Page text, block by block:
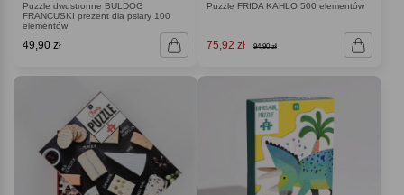
Puzzle dwustronne BULDOG
FRANCUSKI prezent dla psiary 100
elementów
49,90 zł
Puzzle FRIDA KAHLO 500 elementów
75,92 zł 94,90 zł